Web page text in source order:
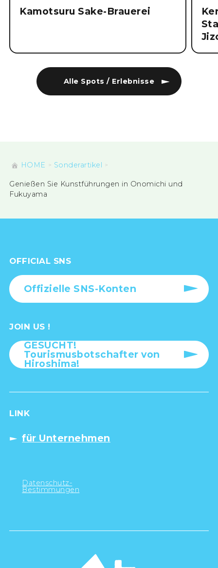
Alle Spots / Erlebnisse
Kamotsuru Sake-Brauerei
HOME Sonderartikel
Genießen Sie Kunstführungen in Onomichi und
Fukuyama
OFFICIAL SNS
Offizielle SNS-Konten
JOIN US !
GESUCHT!
Tourismusbotschafter von
Hiroshima!
LINK
für Unternehmen
Datenschutz-
Bestimmungen